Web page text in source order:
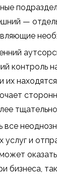
—
контроль
их
все
и
бизнеса,